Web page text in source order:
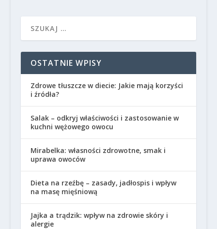
OSTATNIE WPISY
Zdrowe tłuszcze w diecie: Jakie mają korzyści
i źródła?
Salak – odkryj właściwości i zastosowanie w
kuchni wężowego owocu
Mirabelka: własności zdrowotne, smak i
uprawa owoców
Dieta na rzeźbę – zasady, jadłospis i wpływ
na masę mięśniową
Jajka a trądzik: wpływ na zdrowie skóry i
alergie